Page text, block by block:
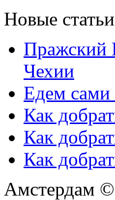
Новые статьи
Пражский
Чехии
Едем сами
Как
Как
Как
Амстердам